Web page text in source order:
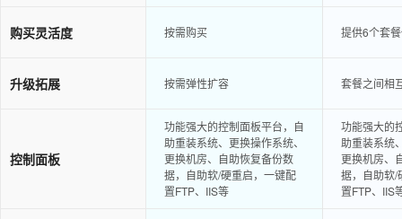
购买灵活度 按需购买 提供6个套
升级拓展 按需弹性扩容 套餐之间相
控制面板
功能强大的控制面板平台，自
助重装系统、更换操作系统、
更换机房、自助恢复备份数
据，自助软/硬重启，一键配
置FTP、IIS等
功能强大的
助重装系统
更换机房、
据，自助软/
置FTP、IIS